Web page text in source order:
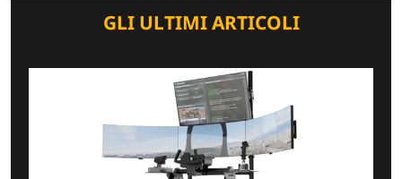
GLI ULTIMI ARTICOLI